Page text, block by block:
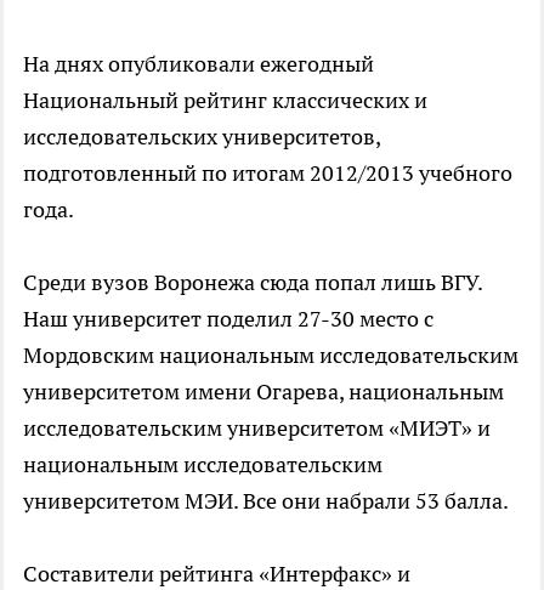
На днях опубликовали ежегодный
Национальный рейтинг классических и
исследовательских университетов,
подготовленный по итогам 2012/2013 учебного
года.
Среди вузов Воронежа сюда попал лишь ВГУ.
Наш университет поделил 27-30 место с
Мордовским национальным исследовательским
университетом имени Огарева, национальным
исследовательским университетом «МИЭТ» и
национальным исследовательским
университетом МЭИ. Все они набрали 53 балла.
Составители рейтинга «Интерфакс» и